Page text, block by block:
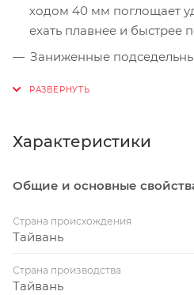
ходом 40 мм поглощает
ехать плавнее и быстрее
Заниженные
вибрации от дороги. Руль
жесткостью,
поворотов, спринта или
Фишка на заднем
или длинная для
скорости. Длинная
53 мм. Вы можете
Характеристики
Общие и основные
Страна происхождения
Тайвань
Страна производства
Тайвань